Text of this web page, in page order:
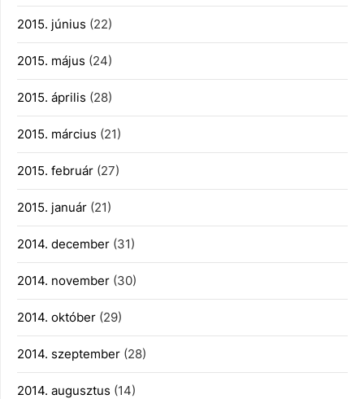
2015. június (22)
2015. május (24)
2015. április (28)
2015. március (21)
2015. február (27)
2015. január (21)
2014. december (31)
2014. november (30)
2014. október (29)
2014. szeptember (28)
2014. augusztus (14)